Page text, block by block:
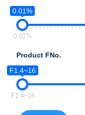
0.01%
0.01%
Product FNo.
F1.4~16
F1.4~16